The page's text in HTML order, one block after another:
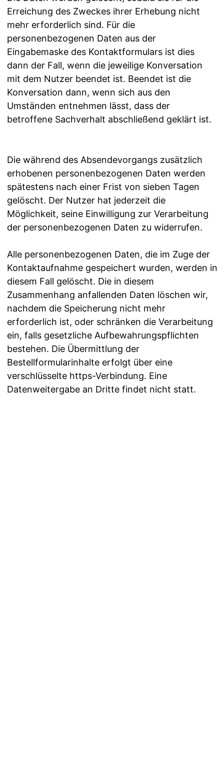
Erreichung des Zweckes ihrer Erhebung nicht
mehr erforderlich sind. Für die
personenbezogenen Daten aus der
Eingabemaske des Kontaktformulars ist dies
dann der Fall, wenn die jeweilige Konversation
mit dem Nutzer beendet ist. Beendet ist die
Konversation dann, wenn sich aus den
Umständen entnehmen lässt, dass der
betroffene Sachverhalt abschließend geklärt ist.
Die während des Absendevorgangs zusätzlich
erhobenen personenbezogenen Daten werden
spätestens nach einer Frist von sieben Tagen
gelöscht. Der Nutzer hat jederzeit die
Möglichkeit, seine Einwilligung zur Verarbeitung
der personenbezogenen Daten zu widerrufen.
Alle personenbezogenen Daten, die im Zuge der
Kontaktaufnahme gespeichert wurden, werden in
diesem Fall gelöscht. Die in diesem
Zusammenhang anfallenden Daten löschen wir,
nachdem die Speicherung nicht mehr
erforderlich ist, oder schränken die Verarbeitung
ein, falls gesetzliche Aufbewahrungspflichten
bestehen. Die Übermittlung der
Bestellformularinhalte erfolgt über eine
verschlüsselte https-Verbindung. Eine
Datenweitergabe an Dritte findet nicht statt.